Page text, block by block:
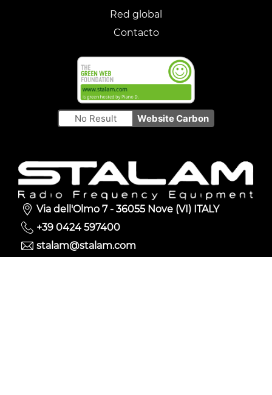
Red global
Contacto
No Result Website Carbon
Via dell'Olmo 7 - 36055 Nove (VI) ITALY
+39 0424 597400
stalam@stalam.com